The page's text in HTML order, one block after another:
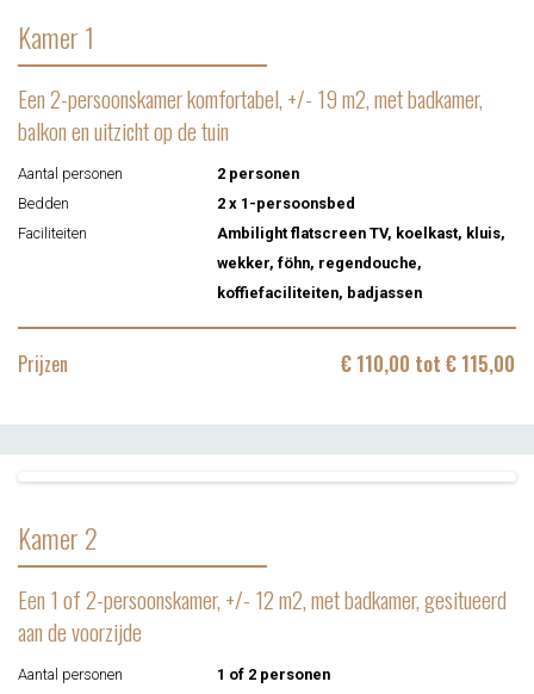
Kamer 1
Een 2-persoonskamer komfortabel, +/- 19 m2, met badkamer,
balkon en uitzicht op de tuin
Aantal personen
2 personen
Bedden
2 x 1-persoonsbed
Faciliteiten
Ambilight flatscreen TV, koelkast, kluis,
wekker, föhn, regendouche,
koffiefaciliteiten, badjassen
Prijzen € 110,00 tot € 115,00
Kamer 2
Een 1 of 2-persoonskamer, +/- 12 m2, met badkamer, gesitueerd
aan de voorzijde
Aantal personen
1 of 2 personen